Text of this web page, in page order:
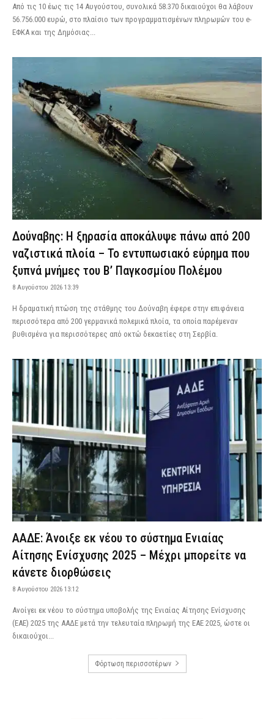
Από τις 10 έως τις 14 Αυγούστου, συνολικά 58.370 δικαιούχοι θα λάβουν
56.756.000 ευρώ, στο πλαίσιο των προγραμματισμένων πληρωμών του e-
ΕΦΚΑ και της Δημόσιας...
Δούναβης: Η ξηρασία αποκάλυψε πάνω από 200
ναζιστικά πλοία – Το εντυπωσιακό εύρημα που
ξυπνά μνήμες του Β’ Παγκοσμίου Πολέμου
8 Αυγούστου 2026 13:39
Η δραματική πτώση της στάθμης του Δούναβη έφερε στην επιφάνεια
περισσότερα από 200 γερμανικά πολεμικά πλοία, τα οποία παρέμεναν
βυθισμένα για περισσότερες από οκτώ δεκαετίες στη Σερβία.
ΑΑΔΕ: Άνοιξε εκ νέου το σύστημα Ενιαίας
Αίτησης Ενίσχυσης 2025 – Μέχρι μπορείτε να
κάνετε διορθώσεις
8 Αυγούστου 2026 13:12
Aνοίγει εκ νέου το σύστημα υποβολής της Ενιαίας Αίτησης Ενίσχυσης
(ΕΑΕ) 2025 της ΑΑΔΕ μετά την τελευταία πληρωμή της ΕΑΕ 2025, ώστε οι
δικαιούχοι...
Φόρτωση περισσοτέρων